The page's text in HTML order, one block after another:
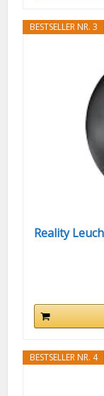
BESTSELLER NR. 3
Reality
BESTSELLER NR. 4